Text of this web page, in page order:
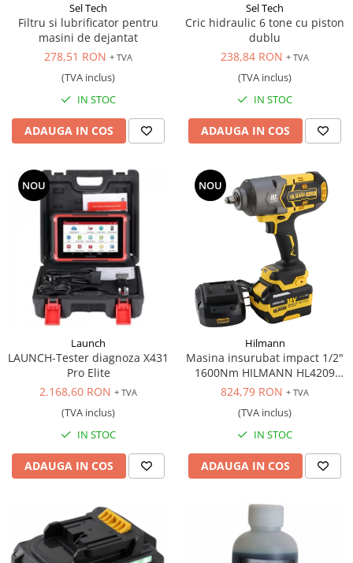
Sel Tech
Filtru si lubrificator pentru
masini de dejantat
278,51 RON + TVA
(TVA inclus)
IN STOC
ADAUGA IN COS
Sel Tech
Cric hidraulic 6 tone cu piston
dublu
238,84 RON + TVA
(TVA inclus)
IN STOC
ADAUGA IN COS
NOU
Launch
LAUNCH-Tester diagnoza X431
Pro Elite
2.168,60 RON + TVA
(TVA inclus)
IN STOC
ADAUGA IN COS
NOU
Hilmann
Masina insurubat impact 1/2"
1600Nm HILMANN HL4209
acumulator 6Ah, 18V
824,79 RON + TVA
(TVA inclus)
IN STOC
ADAUGA IN COS